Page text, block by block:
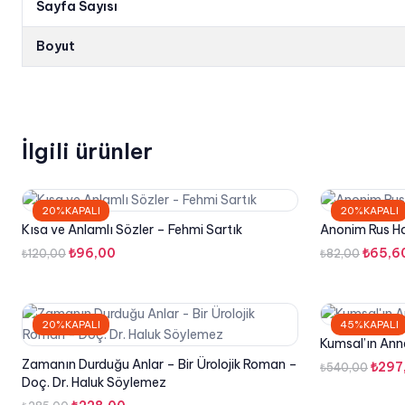
Sayfa Sayısı
Boyut
İlgili ürünler
20%KAPALI
Kısa ve Anlamlı Sözler – Fehmi Sartık
₺120,00 Orijinal
₺96,00
₺96,00.
20%KAPALI
Anonim Rus
₺82,00 ₺
20%KAPALI
Zamanın Durduğu Anlar – Bir Ürolojik Roman –
Doç. Dr. Haluk Söylemez
45%KAPALI
Kumsal’ın
₺540,00 ₺